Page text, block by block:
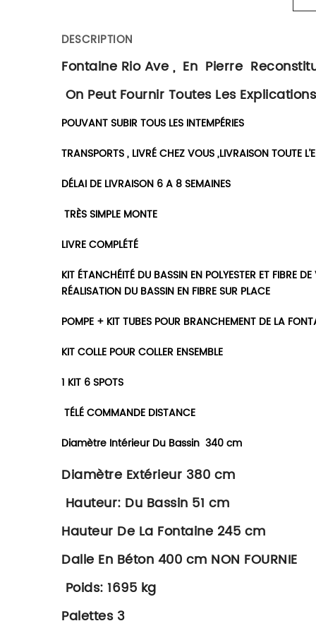
DESCRIPTION
Fontaine Rio Ave , En Pierre
On Peut Fournir Toutes Les
POUVANT SUBIR TOUS LES INTEMPÉRIES
TRANSPORTS , LIVRÉ CHEZ VOUS ,LIVRAISON TOUTE
DÉLAI DE LIVRAISON 6 A 8 SEMAINES
TRÈS SIMPLE MONTE
LIVRE COMPLÉTÉ
KIT ÉTANCHÉITÉ DU BASSIN EN POLYESTER ET FIBRE
RÉALISATION DU BASSIN EN FIBRE SUR PLACE
POMPE + KIT TUBES POUR BRANCHEMENT DE LA
KIT COLLE POUR COLLER ENSEMBLE
1 KIT 6 SPOTS
TÉLÉ COMMANDE DISTANCE
Diamètre Intérieur Du Bassin 340 cm
Diamètre Extérieur 380 cm
Hauteur: Du Bassin 51 cm
Hauteur De La Fontaine 245 cm
Dalle En Béton 400 cm NON FOURNIE
Poids: 1695 kg
Palettes 3